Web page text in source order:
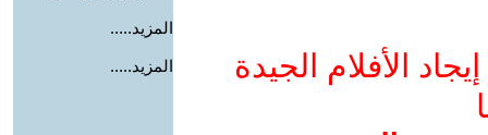
الأفلام الجيدة
المزيد.....
المزيد.....